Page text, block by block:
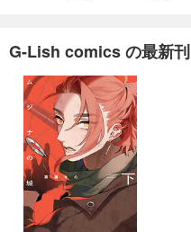
G-Lish comics の最新刊